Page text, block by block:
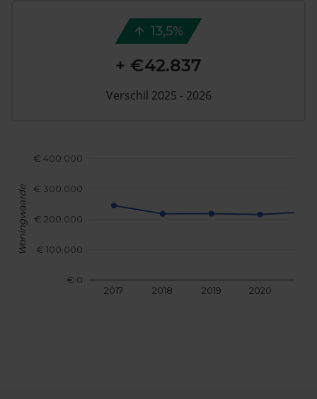
2017 2018 2019 2020
€ 0
€ 100.000
€ 200.000
€ 300.000
€ 400.000
Woningwaarde
13,5%
+ €42.837
Verschil 2025 - 2026